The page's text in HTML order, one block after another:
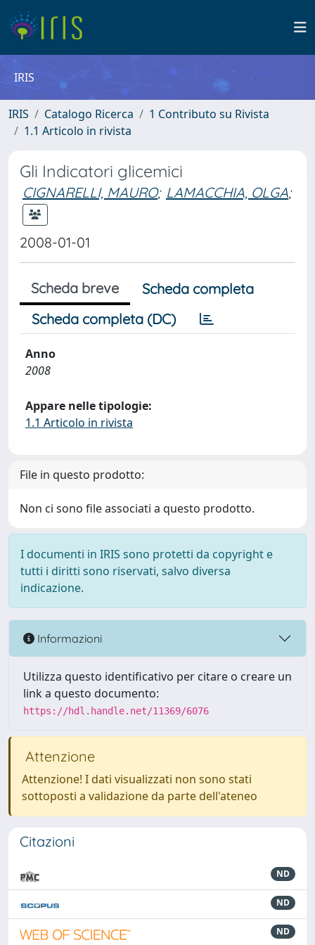
IRIS
IRIS Catalogo Ricerca
1 Contributo su Rivista
1.1 Articolo in rivista
Gli Indicatori glicemici
CIGNARELLI, MAURO; LAMACCHIA, OLGA;
2008-01-01
Scheda breve
Scheda completa
Scheda completa (DC)
Anno
2008
Appare nelle tipologie:
1.1 Articolo in rivista
File in questo prodotto:
Non ci sono file associati a questo prodotto.
I documenti in IRIS sono protetti da copyright e
tutti i diritti sono riservati, salvo diversa
indicazione.
Informazioni
Utilizza questo identificativo per citare o creare un
link a questo documento:
https://hdl.handle.net/11369/6076
Attenzione
Attenzione! I dati visualizzati non sono stati
sottoposti a validazione da parte dell'ateneo
Citazioni
ND
ND
ND